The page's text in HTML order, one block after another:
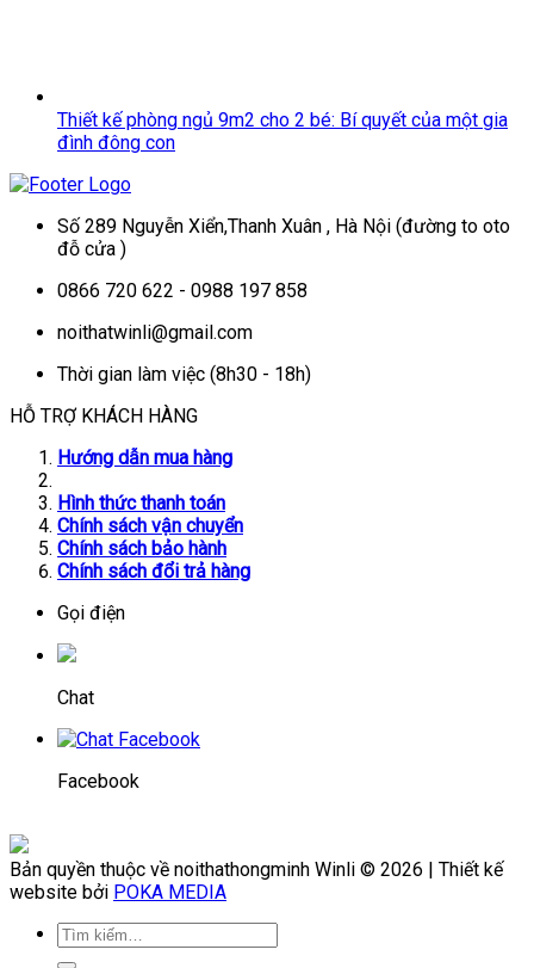
Thiết kế phòng ngủ 9m2 cho 2 bé: Bí quyết của một gia
đình đông con
Số 289 Nguyễn Xiển,Thanh Xuân , Hà Nội (đường to oto
đỗ cửa )
0866 720 622 - 0988 197 858
noithatwinli@gmail.com
Thời gian làm việc (8h30 - 18h)
HỖ TRỢ KHÁCH HÀNG
Hướng dẫn mua hàng
Hình thức thanh toán
Chính sách vận chuyển
Chính sách bảo hành
Chính sách đổi trả hàng
Gọi điện
Chat
Facebook
Bản quyền thuộc về noithathongminh Winli © 2026 | Thiết kế
website bởi POKA MEDIA